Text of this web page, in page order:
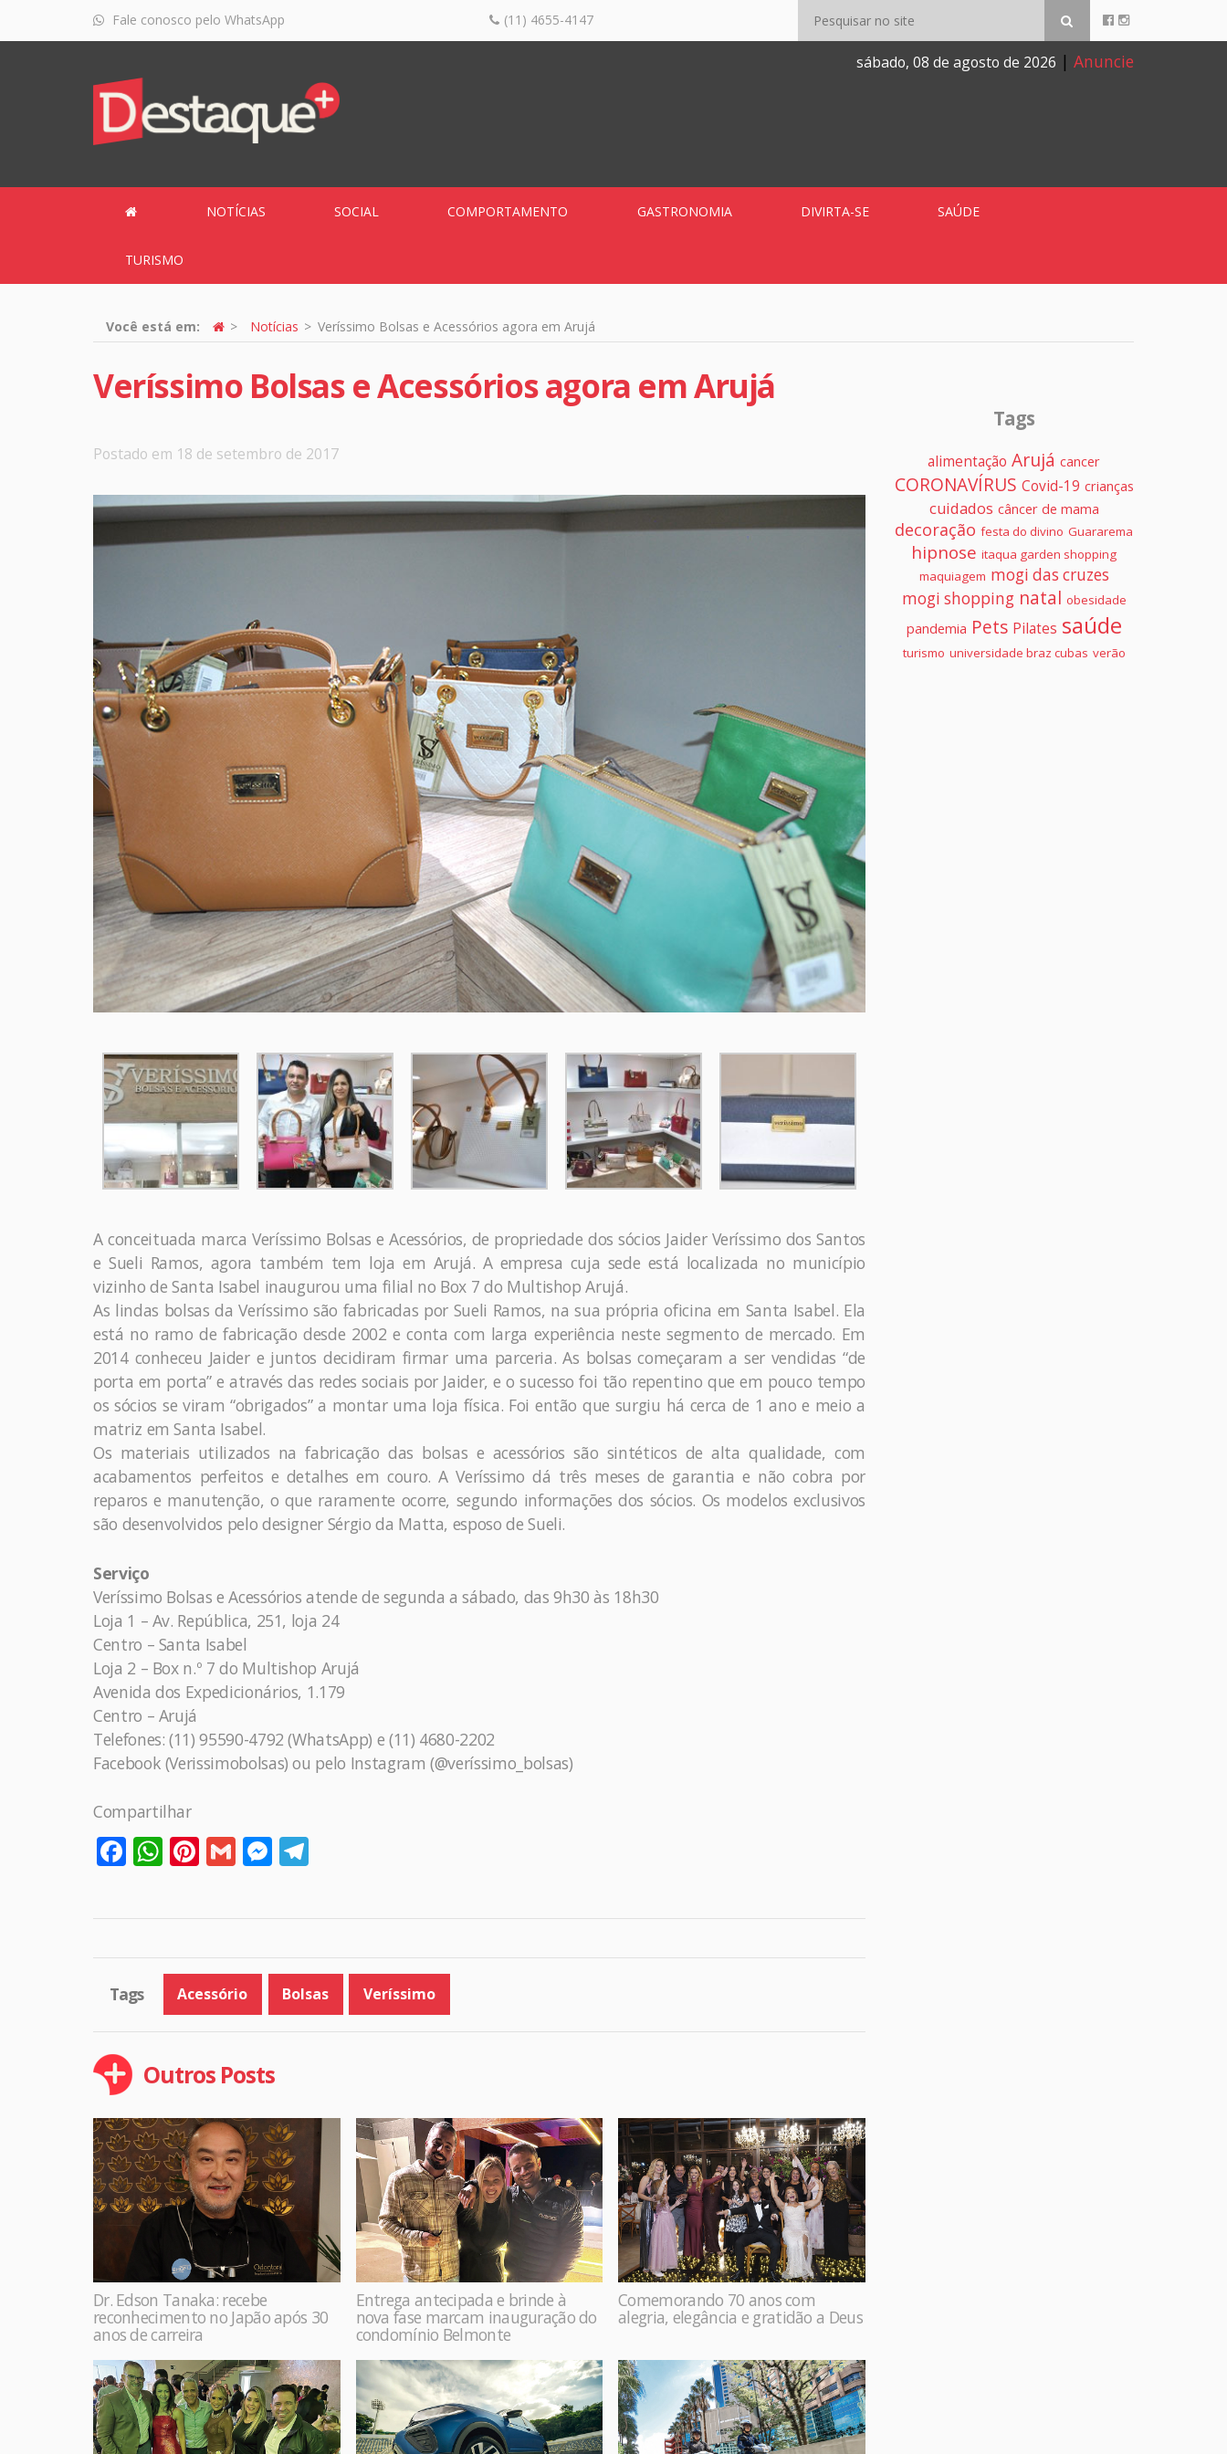
Fale conosco pelo WhatsApp (11) 4655-4147
sábado, 08 de agosto de 2026 | Anuncie
NOTÍCIAS SOCIAL COMPORTAMENTO GASTRONOMIA DIVIRTA-SE SAÚDE
TURISMO
Você está em: Notícias Veríssimo Bolsas e Acessórios agora em Arujá
Veríssimo Bolsas e Acessórios agora em Arujá
Postado em 18 de setembro de 2017
A conceituada marca Veríssimo Bolsas e Acessórios, de propriedade dos sócios Jaider Veríssimo dos Santos
e Sueli Ramos, agora também tem loja em Arujá. A empresa cuja sede está localizada no município
vizinho de Santa Isabel inaugurou uma filial no Box 7 do Multishop Arujá.
As lindas bolsas da Veríssimo são fabricadas por Sueli Ramos, na sua própria oficina em Santa Isabel. Ela
está no ramo de fabricação desde 2002 e conta com larga experiência neste segmento de mercado. Em
2014 conheceu Jaider e juntos decidiram firmar uma parceria. As bolsas começaram a ser vendidas “de
porta em porta” e através das redes sociais por Jaider, e o sucesso foi tão repentino que em pouco tempo
os sócios se viram “obrigados” a montar uma loja física. Foi então que surgiu há cerca de 1 ano e meio a
matriz em Santa Isabel.
Os materiais utilizados na fabricação das bolsas e acessórios são sintéticos de alta qualidade, com
acabamentos perfeitos e detalhes em couro. A Veríssimo dá três meses de garantia e não cobra por
reparos e manutenção, o que raramente ocorre, segundo informações dos sócios. Os modelos exclusivos
são desenvolvidos pelo designer Sérgio da Matta, esposo de Sueli.
Serviço
Veríssimo Bolsas e Acessórios atende de segunda a sábado, das 9h30 às 18h30
Loja 1 – Av. República, 251, loja 24
Centro – Santa Isabel
Loja 2 – Box n.º 7 do Multishop Arujá
Avenida dos Expedicionários, 1.179
Centro – Arujá
Telefones: (11) 95590-4792 (WhatsApp) e (11) 4680-2202
Facebook (Verissimobolsas) ou pelo Instagram (@veríssimo_bolsas)
Compartilhar
Facebook
WhatsApp
Pinterest
GmailMessenger
Tags Acessório Bolsas Veríssimo
Outros Posts
Dr. Edson Tanaka: recebe
reconhecimento no Japão após 30
anos de carreira
Entrega antecipada e brinde à
nova fase marcam inauguração do
condomínio Belmonte
Comemorando 70 anos com
alegria, elegância e gratidão a Deus
Tags
alimentação Arujá cancer
CORONAVÍRUS Covid-19 crianças
cuidados câncer de mama
decoração festa do divino Guararema
hipnose itaqua garden shopping
maquiagem mogi das cruzes
mogi shopping natal obesidade
pandemia Pets Pilates saúde
turismo universidade braz cubas verão